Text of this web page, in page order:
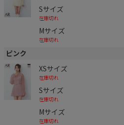
Sサイズ
在庫切れ
Mサイズ
在庫切れ
ピンク
XSサイズ
在庫切れ
Sサイズ
在庫切れ
Mサイズ
在庫切れ